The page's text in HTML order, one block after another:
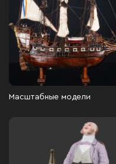
Масштабные модели